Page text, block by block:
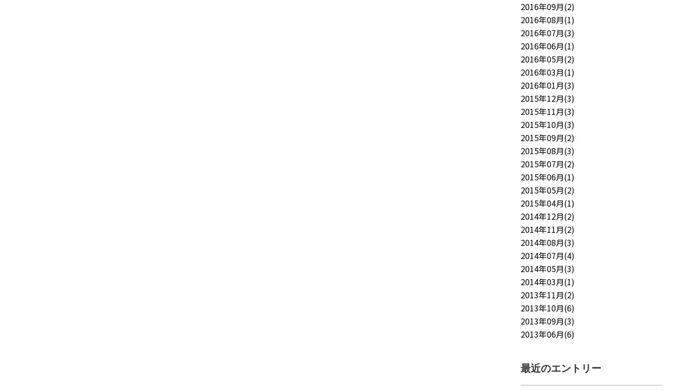
2016年09月(2)
2016年08月(1)
2016年07月(3)
2016年06月(1)
2016年05月(2)
2016年03月(1)
2016年01月(3)
2015年12月(3)
2015年11月(3)
2015年10月(3)
2015年09月(2)
2015年08月(3)
2015年07月(2)
2015年06月(1)
2015年05月(2)
2015年04月(1)
2014年12月(2)
2014年11月(2)
2014年08月(3)
2014年07月(4)
2014年05月(3)
2014年03月(1)
2013年11月(2)
2013年10月(6)
2013年09月(3)
2013年06月(6)
最近のエントリー